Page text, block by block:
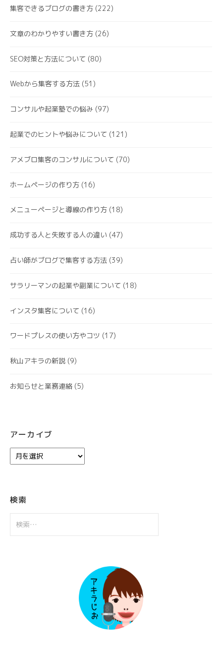
集客できるブログの書き方 (222)
文章のわかりやすい書き方 (26)
SEO対策と方法について (80)
Webから集客する方法 (51)
コンサルや起業塾での悩み (97)
起業でのヒントや悩みについて (121)
アメブロ集客のコンサルについて (70)
ホームページの作り方 (16)
メニューページと導線の作り方 (18)
成功する人と失敗する人の違い (47)
占い師がブログで集客する方法 (39)
サラリーマンの起業や副業について (18)
インスタ集客について (16)
ワードプレスの使い方やコツ (17)
秋山アキラの新説 (9)
お知らせと業務連絡 (5)
アーカイブ
ー
ブ
検索
索: